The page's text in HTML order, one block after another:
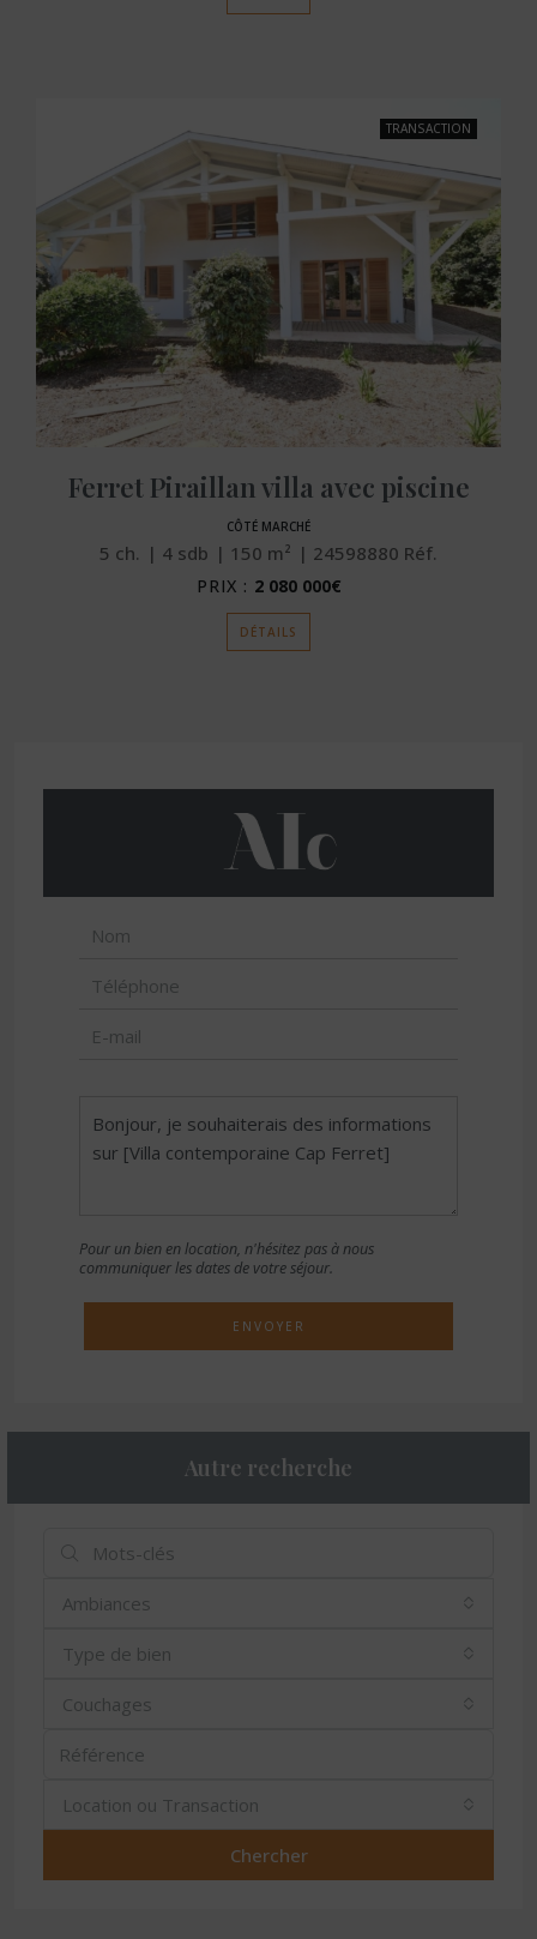
TRANSACTION
Ferret Piraillan villa avec piscine
CÔTÉ MARCHÉ
5 ch. 4 sdb 150 m² 24598880 Réf.
PRIX : 2 080 000€
DÉTAILS
Pour un bien en location, n'hésitez pas à nous
communiquer les dates de votre séjour.
ENVOYER
Autre recherche
Ambiances
Type de bien
Couchages
Location ou Transaction
Chercher